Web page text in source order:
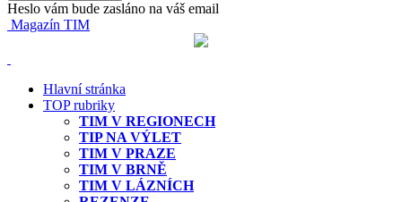
Heslo vám bude zasláno na váš email
Magazín TIM
Hlavní stránka
TOP rubriky
TIM V REGIONECH
TIP NA VÝLET
TIM V PRAZE
TIM V BRNĚ
TIM V LÁZNÍCH